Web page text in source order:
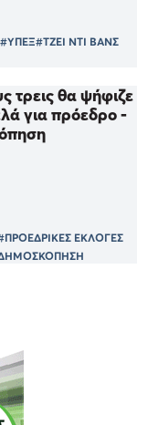
#ΥΠΕΞ#ΤΖΕΙ ΝΤΙ ΒΑΝΣ
τρεις θα ψήφιζε
για πρόεδρο -
ΕΚΛΟΓΕΣ